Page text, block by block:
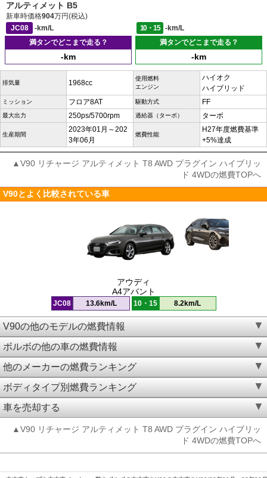
アルティメット B5
新車時価格904万円(税込)
JC08
-km/L 10・15
-km/L
満タンでどこまで走る？
-km
満タンでどこまで走る？
-km
排気量 1968cc
使用燃料
エンジン
ハイオク
ハイブリッド
ミッション フロア8AT 駆動方式 FF
最大出力 250ps/5700rpm 過給器（ターボ） ターボ
生産期間
2023年01月～202
3年06月
燃費性能
H27年度燃費基準
+5%達成
▲V90 リチャージ アルティメット T8 AWD プラグイン ハイブリッ
ド 4WDの燃費TOPへ
V90とよく比較されている車
アウディ
A4アバント
JC08 13.6km/L 10・15 8.2km/L
V90の他のモデルの燃費情報
ボルボの他の車の燃費情報
他のメーカーの燃費ランキング
ボディタイプ別燃費ランキング
車を売却する
▲V90 リチャージ アルティメット T8 AWD プラグイン ハイブリッ
ド 4WDの燃費TOPへ